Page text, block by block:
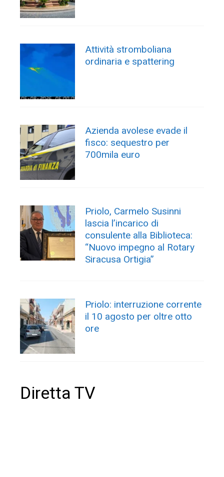
Attività stromboliana
ordinaria e spattering
Azienda avolese evade il
fisco: sequestro per
700mila euro
Priolo, Carmelo Susinni
lascia l’incarico di
consulente alla Biblioteca:
“Nuovo impegno al Rotary
Siracusa Ortigia”
Priolo: interruzione corrente
il 10 agosto per oltre otto
ore
Diretta TV